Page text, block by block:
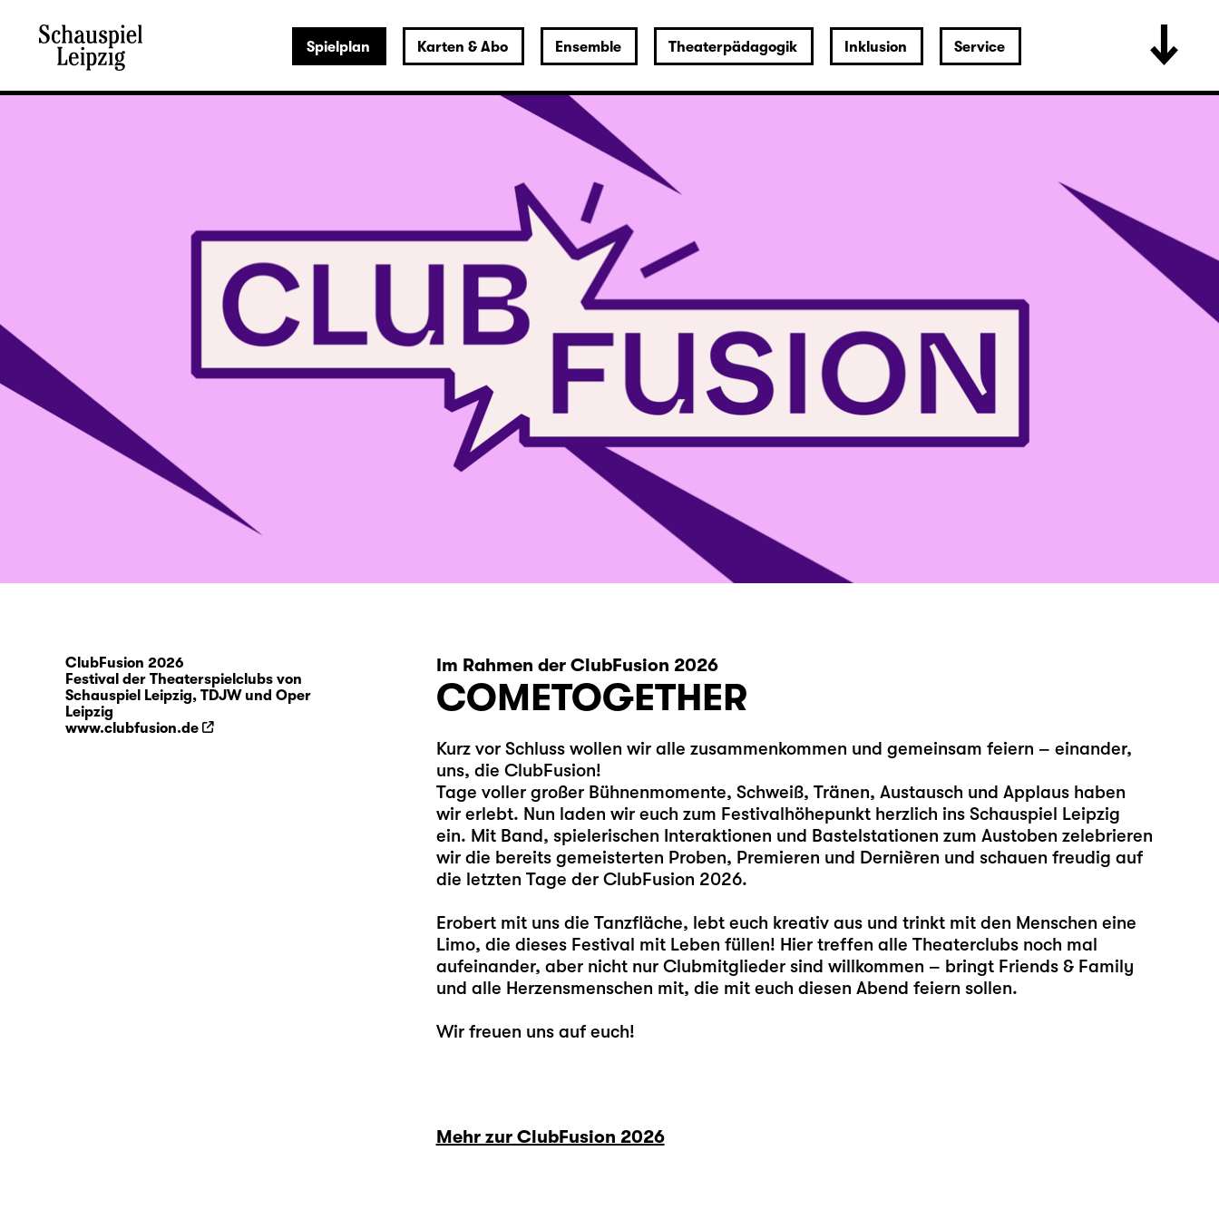
Spielplan Karten & Abo Ensemble Theaterpädagogik Inklusion Service
Im Rahmen der ClubFusion 2026
COMETOGETHER
Kurz vor Schluss wollen wir alle zusammenkommen und gemeinsam feiern – einander,
uns, die ClubFusion!
Tage voller großer Bühnenmomente, Schweiß, Tränen, Austausch und Applaus haben
wir erlebt. Nun laden wir euch zum Festivalhöhepunkt herzlich ins Schauspiel Leipzig
ein. Mit Band, spielerischen Interaktionen und Bastelstationen zum Austoben zelebrieren
wir die bereits gemeisterten Proben, Premieren und Dernièren und schauen freudig auf
die letzten Tage der ClubFusion 2026.
Erobert mit uns die Tanzfläche, lebt euch kreativ aus und trinkt mit den Menschen eine
Limo, die dieses Festival mit Leben füllen! Hier treffen alle Theaterclubs noch mal
aufeinander, aber nicht nur Clubmitglieder sind willkommen – bringt Friends & Family
und alle Herzensmenschen mit, die mit euch diesen Abend feiern sollen.
Wir freuen uns auf euch!
Mehr zur ClubFusion 2026
ClubFusion 2026
Festival der Theaterspielclubs von
Schauspiel Leipzig, TDJW und Oper
Leipzig
www.clubfusion.de